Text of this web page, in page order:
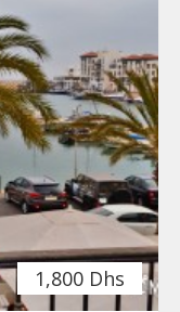
1,800 Dhs